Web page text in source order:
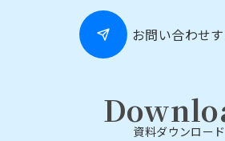
お問い合わせ
資料ダウンロード